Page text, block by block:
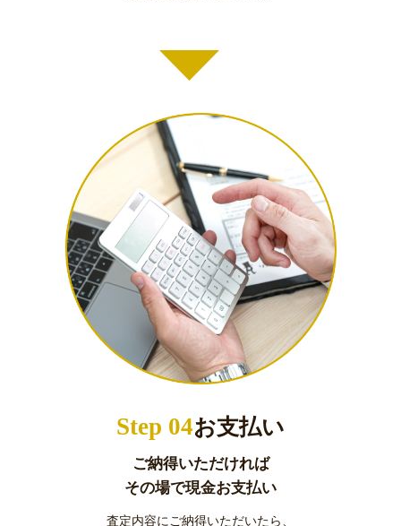
Step 04お支払い
ご納得いただければ
その場で現金お支払い
査定内容にご納得いただいたら、